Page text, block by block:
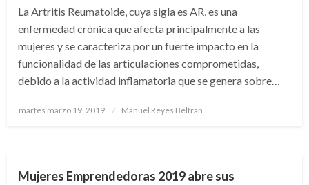
La Artritis Reumatoide, cuya sigla es AR, es una
enfermedad crónica que afecta principalmente a las
mujeres y se caracteriza por un fuerte impacto en la
funcionalidad de las articulaciones comprometidas,
debido a la actividad inflamatoria que se genera sobre…
Publicado
martes marzo 19, 2019 Manuel Reyes Beltran
Mujeres Emprendedoras 2019 abre sus